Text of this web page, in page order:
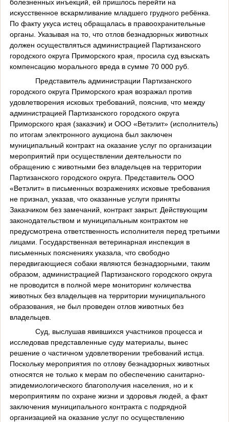
болезненных инъекций, ей пришлось перейти на
искусственное вскармливание младшего грудного ребёнка.
По факту укуса истец обращалась в правоохранительные
органы. Указывая на то, что отлов безнадзорных животных
должен осуществляться администрацией Партизанского
городского округа Приморского края, просила суд взыскать
компенсацию морального вреда в сумме 70 000 руб.
Представитель администрации Партизанского
городского округа Приморского края возражал против
удовлетворения исковых требований, пояснив, что между
администрацией Партизанского городского округа
Приморского края (заказчик) и ООО «Ветэлит» (исполнитель)
по итогам электронного аукциона был заключен
муниципальный контракт на оказание услуг по организации
мероприятий при осуществлении деятельности по
обращению с животными без владельцев на территории
Партизанского городского округа. Представитель ООО
«Ветэлит» в письменных возражениях исковые требования
не признал, указав, что оказанные услуги приняты
Заказчиком без замечаний, контракт закрыт. Действующим
законодательством и муниципальным контрактом не
предусмотрена ответственность исполнителя перед третьими
лицами. Государственная ветеринарная инспекция в
письменных пояснениях указала, что свободно
передвигающиеся собаки являются безнадзорными, таким
образом, администрацией Партизанского городского округа
не проводится в полной мере мониторинг количества
животных без владельцев на территории муниципального
образования, не был проведен отлов животных без
владельцев.
Суд, выслушав явившихся участников процесса и
исследовав представленные суду материалы, вынес
решение о частичном удовлетворении требований истца.
Поскольку мероприятия по отлову безнадзорных животных
относятся не только к мерам по обеспечению санитарно-
эпидемиологического благополучия населения, но и к
мероприятиям по охране жизни и здоровья людей, а факт
заключения муниципального контракта с подрядной
организацией на оказание услуг по осуществлению